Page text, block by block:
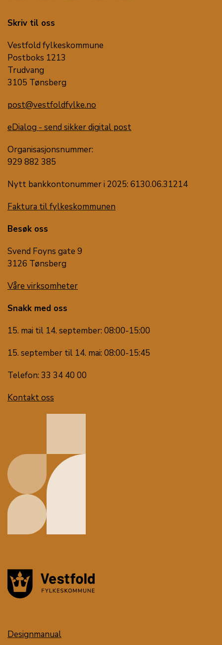
Skriv til oss
Vestfold fylkeskommune
Postboks 1213
Trudvang
3105 Tønsberg
post@vestfoldfylke.no
eDialog - send sikker digital post
Organisasjonsnummer:
929 882 385
Nytt bankkontonummer i 2025: 6130.06.31214
Faktura til fylkeskommunen
Besøk oss
Svend Foyns gate 9
3126 Tønsberg
Våre virksomheter
Snakk med oss
15. mai til 14. september: 08:00-15:00
15. september til 14. mai: 08:00-15:45
Telefon: 33 34 40 00
Kontakt oss
Designmanual